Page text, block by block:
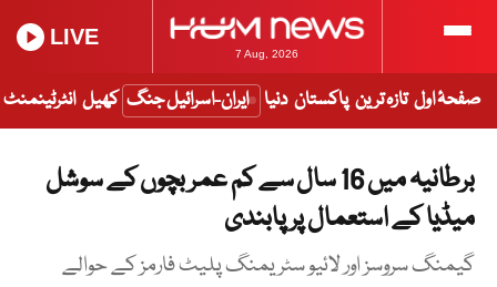
7 Aug, 2026
LIVE
صفحۂ اول تازہ ترین پاکستان دنیا ایران-اسرائیل جنگ کھیل انٹرٹینمنٹ
برطانیہ میں 16 سال سے کم عمر بچوں کے سوشل
میڈیا کے استعمال پر پابندی
گیمنگ سروسز اور لائیو سٹریمنگ پلیٹ فارمز کے حوالے